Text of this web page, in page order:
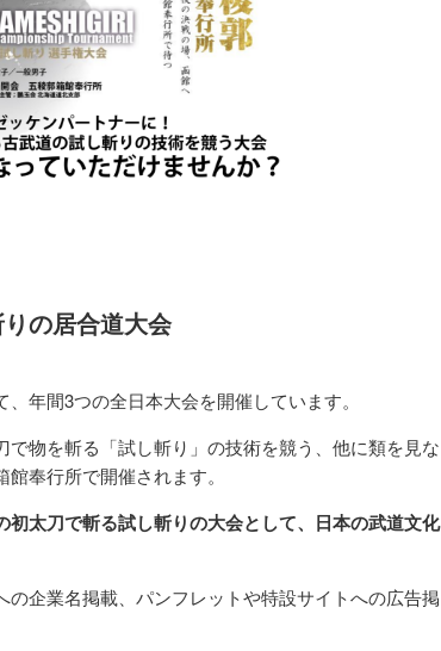
の居合道大会
年間3つの全日本大会を開催しています。
物を斬る「試し斬り」の技術を競う、他に類を見な
奉行所で開催されます。
太刀で斬る試し斬りの大会として、日本の武道文化
企業名掲載、パンフレットや特設サイトへの広告掲